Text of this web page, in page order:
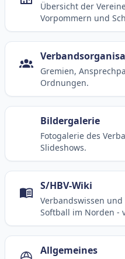
Übersicht der
Vorpommern und
Gremien,
Ordnungen.
Bildergalerie
Fotogalerie des
Slideshows.
S/HBV-Wiki
Verbandswissen
Softball im Norden -
Allgemeines